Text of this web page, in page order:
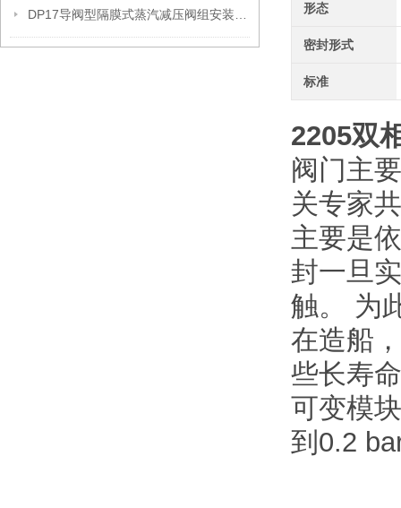
形态
密封形式
标准
2205双
阀门主
关专家
主要是
封一旦
触。 为
在造船
些长寿
可变模
到0.2